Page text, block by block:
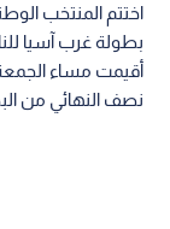
أقيمت مساء
نصف النهائي من